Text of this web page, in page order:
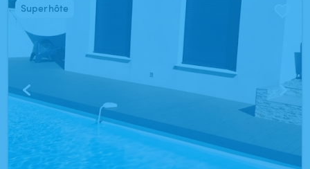
1/7
Superhôte